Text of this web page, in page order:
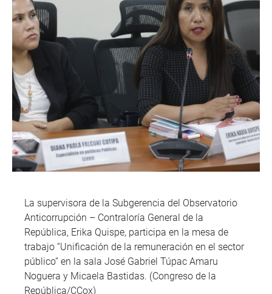
La supervisora de la Subgerencia del Observatorio
Anticorrupción – Contraloría General de la
República, Erika Quispe, participa en la mesa de
trabajo “Unificación de la remuneración en el sector
público” en la sala José Gabriel Túpac Amaru
Noguera y Micaela Bastidas. (Congreso de la
República/CCox)